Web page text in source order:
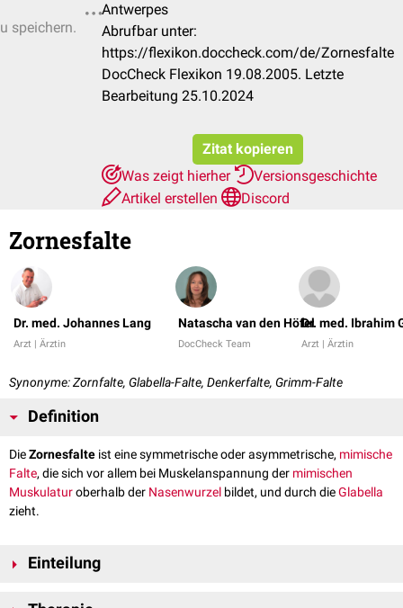
speichern.
Antwerpes
Abrufbar unter:
https://flexikon.doccheck.com/de/Zornesfalte
DocCheck Flexikon 19.08.2005. Letzte
Bearbeitung 25.10.2024
Zitat kopieren
Was zeigt hierher
Versionsgeschichte
Artikel erstellen
Discord
Zornesfalte
Dr. med. Johannes Lang
Arzt | Ärztin
Natascha van den Höfel
DocCheck Team
Dr. med. Ibrahim
Arzt | Ärztin
Synonyme: Zornfalte, Glabella-Falte, Denkerfalte, Grimm-Falte
Definition
DieZornesfalte ist eine symmetrische oder asymmetrische, mimische
Falte, die sich vor allem bei Muskelanspannung der mimischen
Muskulaturoberhalb der Nasenwurzel bildet, und durch dieGlabella
zieht.
Einteilung
Vertikale bzw. schräge Zornesfalte